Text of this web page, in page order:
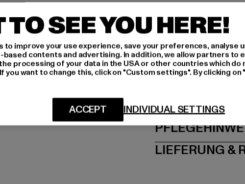
Innenfutter: Textil
Hinweis: Enthält
Art.Nr: VN0005UK-
Hersteller: VF
Via Laveggio 5 | 6855
GRÖSSE
LIEFERUNG &
TO SEE YOU HERE!
to improve your use experience, save your preferences, analyse
contents and advertising. In addition, we allow partners to
processing of your data in the USA or other countries which do
want to change this, click on "Custom settings". By clicking
INDIVIDUAL SETTINGS
ACCEPT